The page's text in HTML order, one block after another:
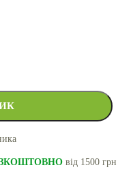
від 1500 грн